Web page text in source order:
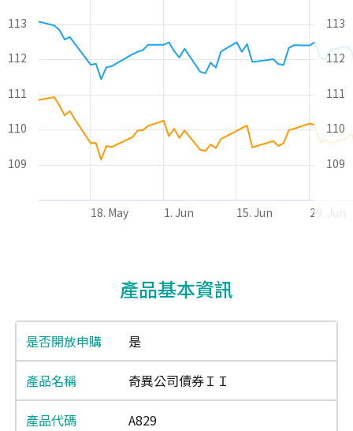
109
110
111
112
113
109
110
111
112
113
18. May 1. Jun 15. Jun 29. Jun
產品基本資訊
是
奇異公司債券ＩＩ
A829